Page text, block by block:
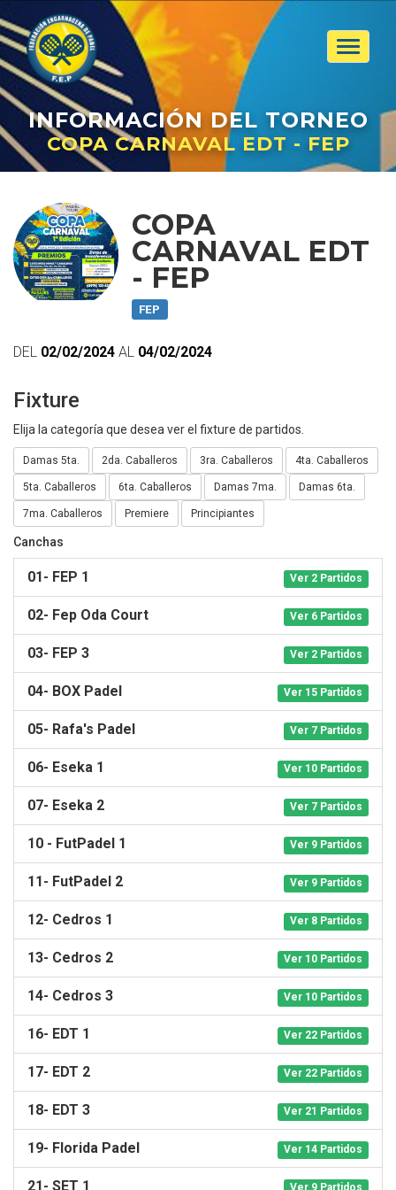
Toggle
INFORMACIÓNDEL TORNEO
COPA CARNAVAL EDT - FEP
COPA
CARNAVAL EDT
- FEP
FEP
DEL 02/02/2024 AL 04/02/2024
Fixture
Elija la categoría que desea ver el fixture de partidos.
Damas 5ta. 2da. Caballeros 3ra. Caballeros 4ta. Caballeros
5ta. Caballeros 6ta. Caballeros Damas 7ma. Damas 6ta.
7ma. Caballeros Premiere Principiantes
Canchas
01- FEP 1 Ver 2 Partidos
02- Fep Oda Court Ver 6 Partidos
03- FEP 3 Ver 2 Partidos
04- BOX Padel Ver 15 Partidos
05- Rafa's Padel Ver 7 Partidos
06- Eseka 1 Ver 10 Partidos
07- Eseka 2 Ver 7 Partidos
10 - FutPadel 1 Ver 9 Partidos
11- FutPadel 2 Ver 9 Partidos
12- Cedros 1 Ver 8 Partidos
13- Cedros 2 Ver 10 Partidos
14- Cedros 3 Ver 10 Partidos
16- EDT 1 Ver 22 Partidos
17- EDT 2 Ver 22 Partidos
18- EDT 3 Ver 21 Partidos
19- Florida Padel Ver 14 Partidos
21- SET 1 Ver 9 Partidos